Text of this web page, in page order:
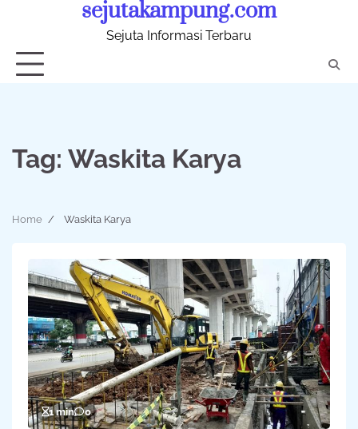
sejutakampung.com
Sejuta Informasi Terbaru
Tag: Waskita Karya
Home Waskita Karya
1 min 0